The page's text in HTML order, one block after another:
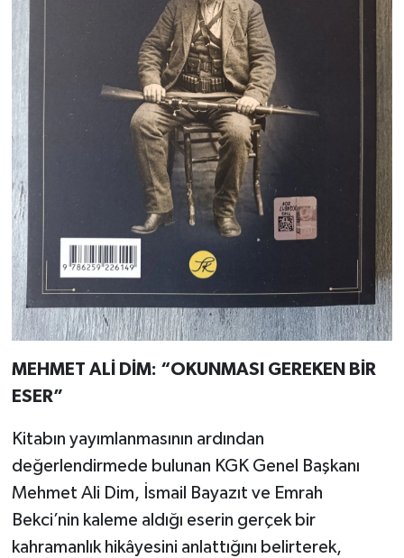
MEHMET ALİ DİM: “OKUNMASI GEREKEN BİR
ESER”
Kitabın yayımlanmasının ardından
değerlendirmede bulunan KGK Genel Başkanı
Mehmet Ali Dim, İsmail Bayazıt ve Emrah
Bekci’nin kaleme aldığı eserin gerçek bir
kahramanlık hikâyesini anlattığını belirterek,